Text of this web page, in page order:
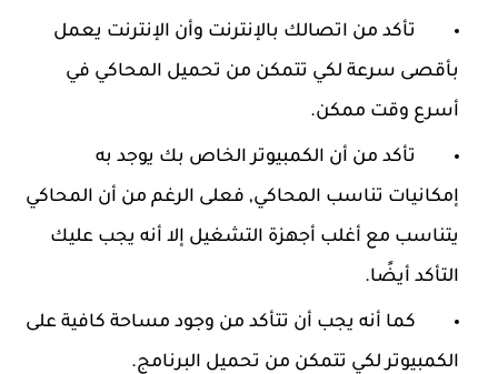
تأكد من اتصالك بالإنترنت وأن الإنترنت يعمل
بأقصى سرعة لكي تتمكن من تحميل المحاكي في
أسرع وقت ممكن.
تأكد من أن الكمبيوتر الخاص بك يوجد به
إمكانيات تناسب المحاكي, فعلى الرغم من أن المحاكي
يتناسب مع أغلب أجهزة التشغيل إلا أنه يجب عليك
التأكد أيضًا.
كما أنه يجب أن تتأكد من وجود مساحة كافية على
الكمبيوتر لكي تتمكن من تحميل البرنامج.